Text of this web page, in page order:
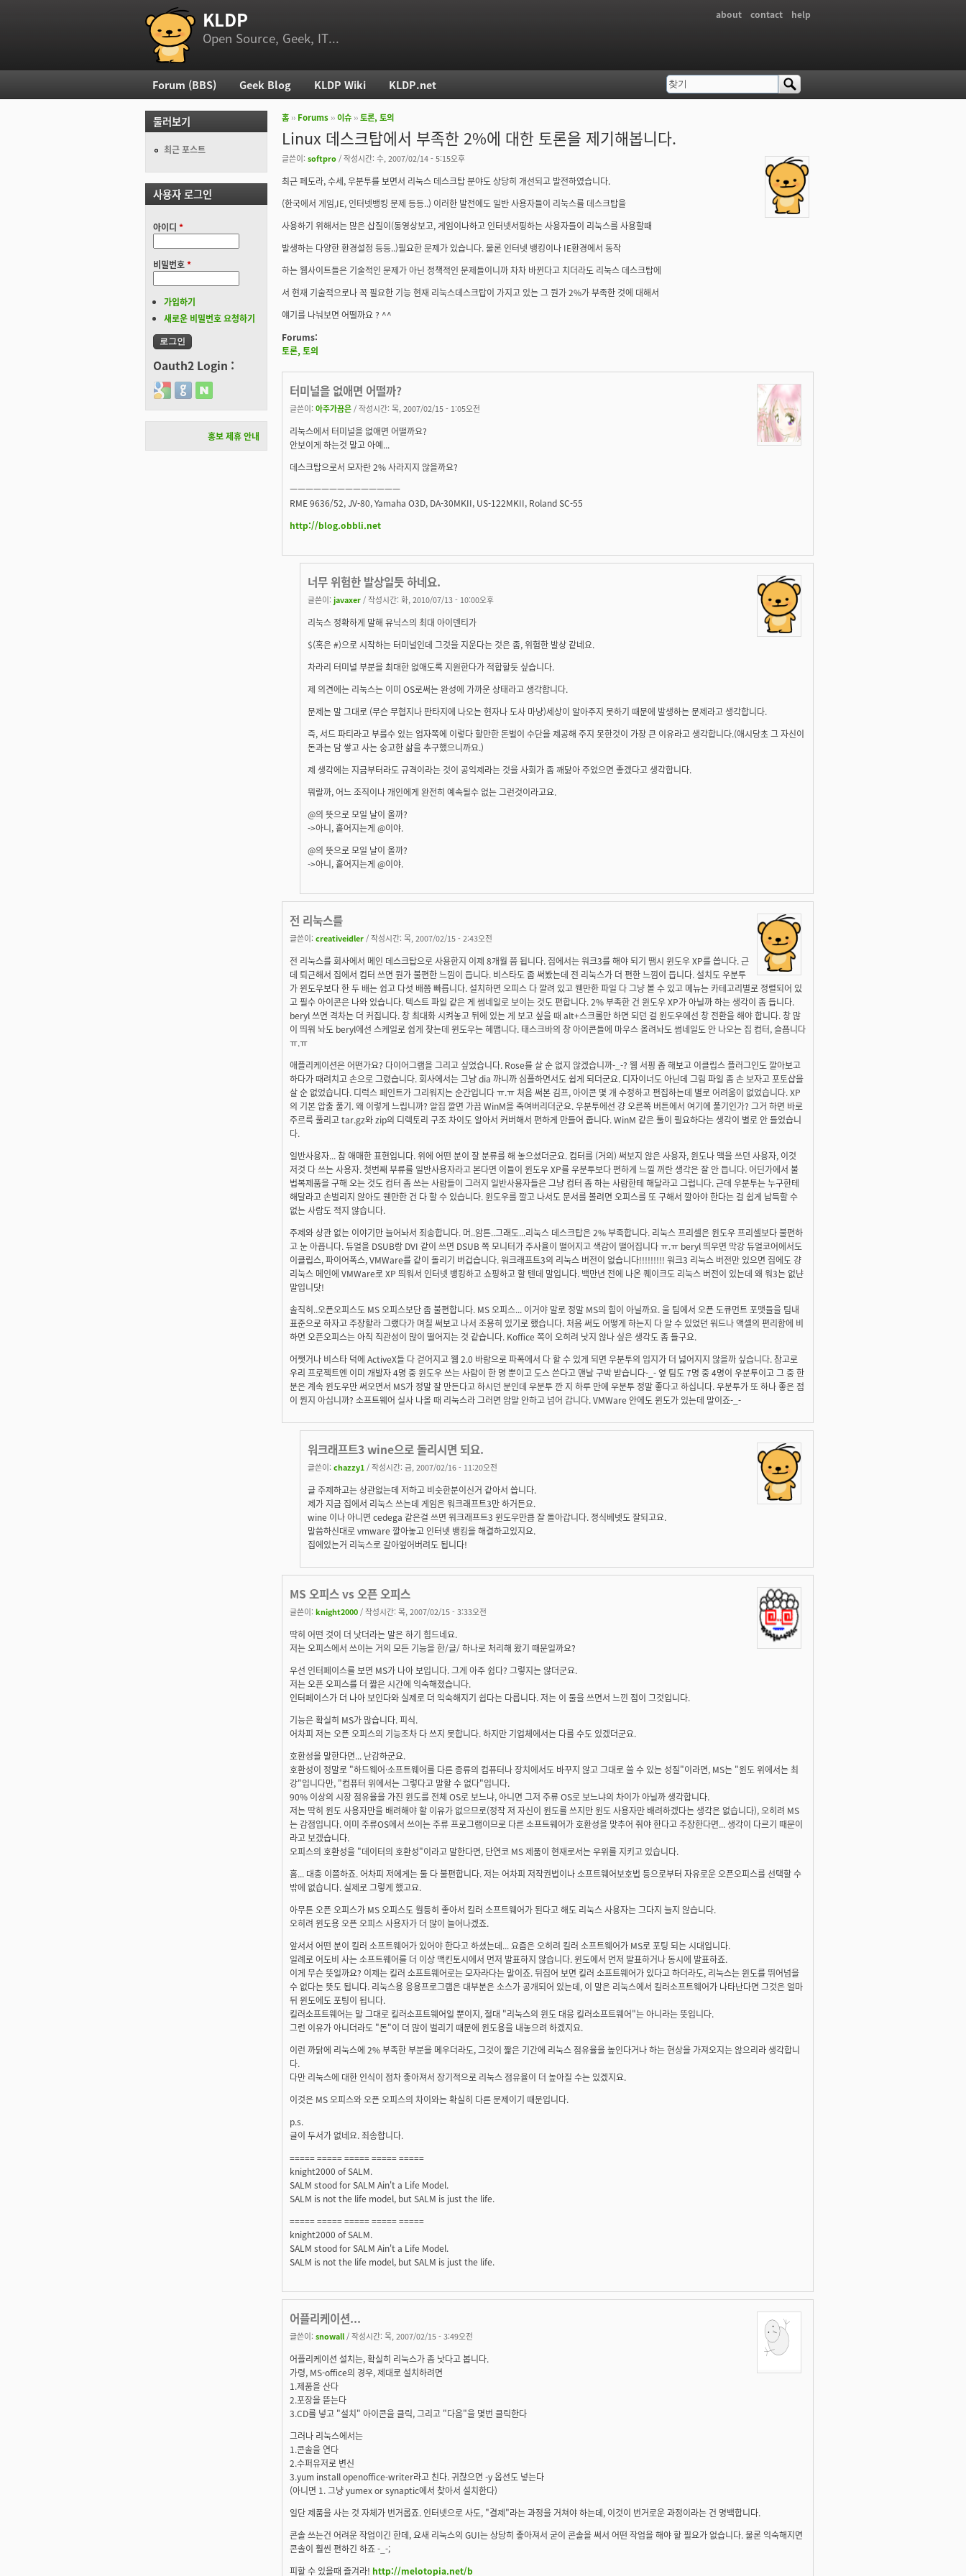
부 메뉴
about contact help
KLDP
Open Source, Geek, IT...
현재 위치
홈 ›› Forums ››이슈 ››토론, 토의
Linux 데스크탑에서 부족한 2%에 대한 토론을 제기해봅니다.
글쓴이: softpro / 작성시간: 수, 2007/02/14 - 5:15오후
최근 페도라, 수세, 우분투를 보면서 리눅스 데스크탑 분야도 상당히 개선되고 발전하였습니다.
(한국에서 게임,IE, 인터넷뱅킹 문제 등등..) 이러한 발전에도 일반 사용자들이 리눅스를 데스크탑을
사용하기 위해서는 많은 삽질이(동영상보고, 게임이나하고 인터넷서핑하는 사용자들이 리눅스를 사용할때
발생하는 다양한 환경설정 등등..)필요한 문제가 있습니다. 물론 인터넷 뱅킹이나 IE환경에서 동작
하는 웹사이트들은 기술적인 문제가 아닌 정책적인 문제들이니까 차차 바뀐다고 치더라도 리눅스 데스크탑에
서 현재 기술적으로나 꼭 필요한 기능 현재 리눅스데스크탑이 가지고 있는 그 뭔가 2%가 부족한 것에 대해서
얘기를 나눠보면 어떨까요 ? ^^
Forums:
토론, 토의
터미널을 없애면 어떨까?
글쓴이: 아주가끔은 / 작성시간: 목, 2007/02/15 - 1:05오전
리눅스에서 터미널을 없애면 어떨까요?
안보이게 하는것 말고 아예...
데스크탑으로서 모자란 2% 사라지지 않을까요?
ㅡㅡㅡㅡㅡㅡㅡㅡㅡㅡㅡㅡㅡㅡ
RME 9636/52, JV-80, Yamaha O3D, DA-30MKII, US-122MKII, Roland SC-55
http://blog.obbli.net
너무 위험한 발상일듯 하네요.
글쓴이: javaxer / 작성시간: 화, 2010/07/13 - 10:00오후
리눅스 정확하게 말해 유닉스의 최대 아이덴티가
$(혹은 #)으로 시작하는 터미널인데 그것을 지운다는 것은 좀, 위험한 발상 같네요.
차라리 터미널 부분을 최대한 없애도록 지원한다가 적합할듯 싶습니다.
제 의견에는 리눅스는 이미 OS로써는 완성에 가까운 상태라고 생각합니다.
문제는 말 그대로 (무슨 무협지나 판타지에 나오는 현자나 도사 마냥)세상이 알아주지 못하기 때문에 발생하는 문제라고 생각합니다.
즉, 서드 파티라고 부를수 있는 업자쪽에 이렇다 할만한 돈벌이 수단을 제공해 주지 못한것이 가장 큰 이유라고 생각합니다.(애시당초 그 자신이
돈과는 담 쌓고 사는 숭고한 삶을 추구했으니까요.)
제 생각에는 지금부터라도 규격이라는 것이 공익제라는 것을 사회가 좀 깨닳아 주었으면 좋겠다고 생각합니다.
뭐랄까, 어느 조직이나 개인에게 완전히 예속될수 없는 그런것이라고요.
@의 뜻으로 모일 날이 올까?
->아니, 흩어지는게 @이야.
@의 뜻으로 모일 날이 올까?
->아니, 흩어지는게 @이야.
전 리눅스를
글쓴이: creativeidler / 작성시간: 목, 2007/02/15 - 2:43오전
전 리눅스를 회사에서 메인 데스크탑으로 사용한지 이제 8개월 쯤 됩니다. 집에서는 워크3를 해야 되기 땜시 윈도우 XP를 씁니다. 근
데 퇴근해서 집에서 컴터 쓰면 뭔가 불편한 느낌이 듭니다. 비스타도 좀 써봤는데 전 리눅스가 더 편한 느낌이 듭니다. 설치도 우분투
가 윈도우보다 한 두 배는 쉽고 다섯 배쯤 빠릅니다. 설치하면 오피스 다 깔려 있고 웬만한 파일 다 그냥 볼 수 있고 메뉴는 카테고리별로 정렬되어 있
고 필수 아이콘은 나와 있습니다. 텍스트 파일 같은 게 썸네일로 보이는 것도 편합니다. 2% 부족한 건 윈도우 XP가 아닐까 하는 생각이 좀 듭니다.
beryl 쓰면 격차는 더 커집니다. 창 최대화 시켜놓고 뒤에 있는 게 보고 싶을 때 alt+스크롤만 하면 되던 걸 윈도우에선 창 전환을 해야 합니다. 창 많
이 띄워 놔도 beryl에선 스케일로 쉽게 찾는데 윈도우는 헤맵니다. 태스크바의 창 아이콘들에 마우스 올려놔도 썸네일도 안 나오는 집 컴터, 슬픕니다
ㅠ.ㅠ
애플리케이션은 어떤가요? 다이어그램을 그리고 싶었습니다. Rose를 살 순 없지 않겠습니까-_-? 웹 서핑 좀 해보고 이클립스 플러그인도 깔아보고
하다가 때려치고 손으로 그렸습니다. 회사에서는 그냥 dia 까니까 심플하면서도 쉽게 되더군요. 디자이너도 아닌데 그림 파일 좀 손 보자고 포토샵을
살 순 없었습니다. 디럭스 페인트가 그리워지는 순간입니다 ㅠ.ㅠ 처음 써본 김프, 아이콘 몇 개 수정하고 편집하는데 별로 어려움이 없었습니다. XP
의 기본 압출 풀기. 왜 이렇게 느립니까? 알집 깔면 가끔 WinM을 죽여버리더군요. 우분투에선 걍 오른쪽 버튼에서 여기에 풀기인가? 그거 하면 바로
주르륵 풀리고 tar.gz와 zip의 디렉토리 구조 차이도 알아서 커버해서 편하게 만들어 줍니다. WinM 같은 툴이 필요하다는 생각이 별로 안 들었습니
다.
일반사용자... 참 애매한 표현입니다. 위에 어떤 분이 잘 분류를 해 놓으셨더군요. 컴터를 (거의) 써보지 않은 사용자, 윈도나 맥을 쓰던 사용자, 이것
저것 다 쓰는 사용자. 첫번째 부류를 일반사용자라고 본다면 이들이 윈도우 XP를 우분투보다 편하게 느낄 꺼란 생각은 잘 안 듭니다. 어딘가에서 불
법복제품을 구해 오는 것도 컴터 좀 쓰는 사람들이 그러지 일반사용자들은 그냥 컴터 좀 하는 사람한테 해달라고 그럽니다. 근데 우분투는 누구한테
해달라고 손벌리지 않아도 웬만한 건 다 할 수 있습니다. 윈도우를 깔고 나서도 문서를 볼려면 오피스를 또 구해서 깔아야 한다는 걸 쉽게 납득할 수
없는 사람도 적지 않습니다.
주제와 상관 없는 이야기만 늘어놔서 죄송합니다. 머..암튼..그래도...리눅스 데스크탑은 2% 부족합니다. 리눅스 프리셀은 윈도우 프리셀보다 불편하
고 눈 아픕니다. 듀얼을 DSUB랑 DVI 같이 쓰면 DSUB 쪽 모니터가 주사율이 떨어지고 색감이 떨어집니다 ㅠ.ㅠ beryl 띄우면 막강 듀얼코어에서도
이클립스, 파이어폭스, VMWare를 같이 돌리기 버겁습니다. 워크래프트3의 리눅스 버전이 없습니다!!!!!!!!! 워크3 리눅스 버전만 있으면 집에도 걍
리눅스 메인에 VMWare로 XP 띄워서 인터넷 뱅킹하고 쇼핑하고 할 텐데 말입니다. 백만년 전에 나온 퀘이크도 리눅스 버전이 있는데 왜 워3는 없냔
말입니닷!
솔직히..오픈오피스도 MS 오피스보단 좀 불편합니다. MS 오피스... 이거야 말로 정말 MS의 힘이 아닐까요. 울 팀에서 오픈 도큐먼트 포맷들을 팀내
표준으로 하자고 주장할라 그랬다가 며칠 써보고 나서 조용히 있기로 했습니다. 처음 써도 어떻게 하는지 다 알 수 있었던 워드나 액셀의 편리함에 비
하면 오픈오피스는 아직 직관성이 많이 떨어지는 것 같습니다. Koffice 쪽이 오히려 낫지 않나 싶은 생각도 좀 들구요.
어쨋거나 비스타 덕에 ActiveX들 다 걷어지고 웹 2.0 바람으로 파폭에서 다 할 수 있게 되면 우분투의 입지가 더 넓어지지 않을까 싶습니다. 참고로
우리 프로젝트엔 이미 개발자 4명 중 윈도우 쓰는 사람이 한 명 뿐이고 도스 쓴다고 맨날 구박 받습니다-_- 옆 팀도 7명 중 4명이 우분투이고 그 중 한
분은 계속 윈도우만 써오면서 MS가 정말 잘 만든다고 하시던 분인데 우분투 깐 지 하루 만에 우분투 정말 좋다고 하십니다. 우분투가 또 하나 좋은 점
이 뭔지 아십니까? 소프트웨어 실사 나올 때 리눅스라 그러면 암말 안하고 넘어 갑니다. VMWare 안에도 윈도가 있는데 말이죠-_-
워크래프트3 wine으로 돌리시면 되요.
글쓴이: chazzy1 / 작성시간: 금, 2007/02/16 - 11:20오전
글 주제하고는 상관없는데 저하고 비슷한분이신거 같아서 씁니다.
제가 지금 집에서 리눅스 쓰는데 게임은 워크래프트3만 하거든요.
wine 이나 아니면 cedega 같은걸 쓰면 워크래프트3 윈도우만큼 잘 돌아갑니다. 정식베넷도 잘되고요.
말씀하신대로 vmware 깔아놓고 인터넷 뱅킹을 해결하고있지요.
집에있는거 리눅스로 갈아엎어버려도 됩니다!
MS 오피스 vs 오픈 오피스
글쓴이: knight2000 / 작성시간: 목, 2007/02/15 - 3:33오전
딱히 어떤 것이 더 낫더라는 말은 하기 힘드네요.
저는 오피스에서 쓰이는 거의 모든 기능을 한/글/ 하나로 처리해 왔기 때문일까요?
우선 인터페이스를 보면 MS가 나아 보입니다. 그게 아주 쉽다? 그렇지는 않더군요.
저는 오픈 오피스를 더 짧은 시간에 익숙해졌습니다.
인터페이스가 더 나아 보인다와 실제로 더 익숙해지기 쉽다는 다릅니다. 저는 이 둘을 쓰면서 느낀 점이 그것입니다.
기능은 확실히 MS가 많습니다. 피식.
어차피 저는 오픈 오피스의 기능조차 다 쓰지 못합니다. 하지만 기업체에서는 다를 수도 있겠더군요.
호환성을 말한다면... 난감하군요.
호환성이 정말로 "하드웨어·소프트웨어를 다른 종류의 컴퓨터나 장치에서도 바꾸지 않고 그대로 쓸 수 있는 성질"이라면, MS는 "윈도 위에서는 최
강"입니다만, "컴퓨터 위에서는 그렇다고 말할 수 없다"입니다.
90% 이상의 시장 점유율을 가진 윈도를 전체 OS로 보느냐, 아니면 그저 주류 OS로 보느냐의 차이가 아닐까 생각합니다.
저는 딱히 윈도 사용자만을 배려해야 할 이유가 없으므로(정작 저 자신이 윈도를 쓰지만 윈도 사용자만 배려하겠다는 생각은 없습니다), 오히려 MS
는 감점입니다. 이미 주류OS에서 쓰이는 주류 프로그램이므로 다른 소프트웨어가 호환성을 맞추어 줘야 한다고 주장한다면... 생각이 다르기 때문이
라고 보겠습니다.
오피스의 호환성을 "데이터의 호환성"이라고 말한다면, 단연코 MS 제품이 현재로서는 우위를 지키고 있습니다.
흠... 대충 이쯤하죠. 어차피 저에게는 둘 다 불편합니다. 저는 어차피 저작권법이나 소프트웨어보호법 등으로부터 자유로운 오픈오피스를 선택할 수
밖에 없습니다. 실제로 그렇게 했고요.
아무튼 오픈 오피스가 MS 오피스도 월등히 좋아서 킬러 소프트웨어가 된다고 해도 리눅스 사용자는 그다지 늘지 않습니다.
오히려 윈도용 오픈 오피스 사용자가 더 많이 늘어나겠죠.
앞서서 어떤 분이 킬러 소프트웨어가 있어야 한다고 하셨는데... 요즘은 오히려 킬러 소프트웨어가 MS로 포팅 되는 시대입니다.
일례로 어도비 사는 소프트웨어를 더 이상 맥킨토시에서 먼저 발표하지 않습니다. 윈도에서 먼저 발표하거나 동시에 발표하죠.
이게 무슨 뜻일까요? 이제는 킬러 소프트웨어로는 모자라다는 말이죠. 뒤집어 보면 킬러 소프트웨어가 있다고 하더라도, 리눅스는 윈도를 뛰어넘을
수 없다는 뜻도 됩니다. 리눅스용 응용프로그램은 대부분은 소스가 공개되어 있는데, 이 말은 리눅스에서 킬러소프트웨어가 나타난다면 그것은 얼마
뒤 윈도에도 포팅이 됩니다.
킬러소프트웨어는 말 그대로 킬러소프트웨어일 뿐이지, 절대 "리눅스의 윈도 대응 킬러소프트웨어"는 아니라는 뜻입니다.
그런 이유가 아니더라도 "돈"이 더 많이 벌리기 때문에 윈도용을 내놓으려 하겠지요.
이런 까닭에 리눅스에 2% 부족한 부분을 메우더라도, 그것이 짧은 기간에 리눅스 점유율을 높인다거나 하는 현상을 가져오지는 않으리라 생각합니
다.
다만 리눅스에 대한 인식이 점차 좋아져서 장기적으로 리눅스 점유율이 더 높아질 수는 있겠지요.
이것은 MS 오피스와 오픈 오피스의 차이와는 확실히 다른 문제이기 때문입니다.
p.s.
글이 두서가 없네요. 죄송합니다.
===== ===== ===== ===== =====
knight2000 of SALM.
SALM stood for SALM Ain't a Life Model.
SALM is not the life model, but SALM is just the life.
===== ===== ===== ===== =====
knight2000 of SALM.
SALM stood for SALM Ain't a Life Model.
SALM is not the life model, but SALM is just the life.
어플리케이션...
글쓴이: snowall / 작성시간: 목, 2007/02/15 - 3:49오전
어플리케이션 설치는, 확실히 리눅스가 좀 낫다고 봅니다.
가령, MS-office의 경우, 제대로 설치하려면
1.제품을 산다
2.포장을 뜯는다
3.CD를 넣고 "설치" 아이콘을 클릭, 그리고 "다음"을 몇번 클릭한다
그러나 리눅스에서는
1.콘솔을 연다
2.수퍼유저로 변신
3.yum install openoffice-writer라고 친다. 귀찮으면 -y 옵션도 넣는다
(아니면 1. 그냥 yumex or synaptic에서 찾아서 설치한다)
일단 제품을 사는 것 자체가 번거롭죠. 인터넷으로 사도, "결제"라는 과정을 거쳐야 하는데, 이것이 번거로운 과정이라는 건 명백합니다.
콘솔 쓰는건 어려운 작업이긴 한데, 요새 리눅스의 GUI는 상당히 좋아져서 굳이 콘솔을 써서 어떤 작업을 해야 할 필요가 없습니다. 물론 익숙해지면
콘솔이 훨씬 편하긴 하죠 -_-;
피할 수 있을때 즐겨라! http://melotopia.net/b
주 메뉴
Forum (BBS) Geek Blog KLDP Wiki KLDP.net 검색 폼
찾기
둘러보기
최근 포스트
사용자 로그인
아이디 *
비밀번호*
가입하기
새로운 비밀번호 요청하기
Oauth2 Login :
Login with Google
Login with GitHub
Login with Naver
홍보 제휴 안내